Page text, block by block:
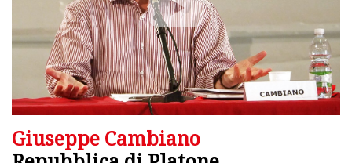
Giuseppe Cambiano